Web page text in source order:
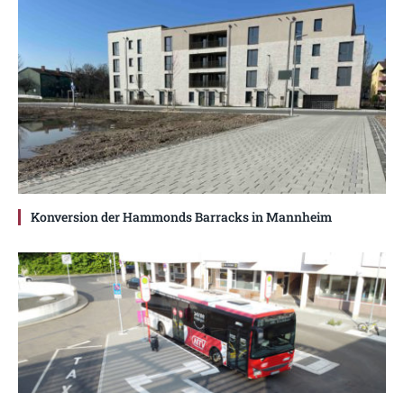
Konversion der Hammonds Barracks in Mannheim